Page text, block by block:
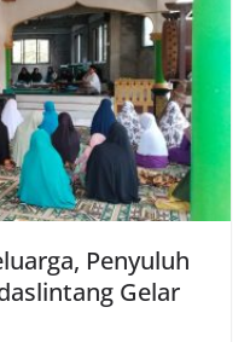
Penyuluh
Gelar